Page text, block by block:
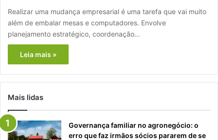
Realizar uma mudança empresarial é uma tarefa que vai muito
além de embalar mesas e computadores. Envolve
planejamento estratégico, coordenação…
Leia mais »
Mais lidas
Governança familiar no agronegócio: o
erro que faz irmãos sócios pararem de se